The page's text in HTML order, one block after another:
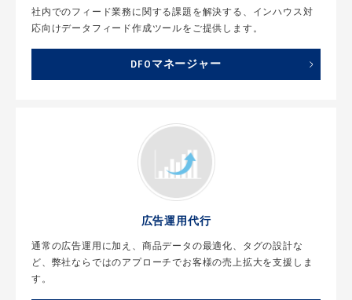
社内でのフィード業務に関する課題を解決する、インハウス対
応向けデータフィード作成ツールをご提供します。
DFOマネージャー
広告運用代行
通常の広告運用に加え、商品データの最適化、タグの設計な
ど、弊社ならではのアプローチでお客様の売上拡大を支援しま
す。